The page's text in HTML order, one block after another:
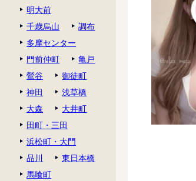
明大前
千歳烏山
調布
多摩センター
門前仲町
亀戸
鶯谷
御徒町
神田
浅草橋
大森
大井町
田町・三田
浜松町・大門
品川
東日本橋
馬喰町